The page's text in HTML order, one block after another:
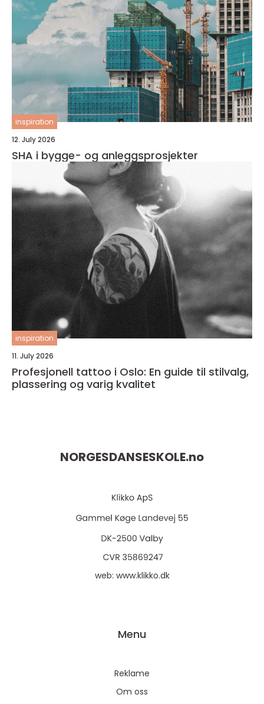
inspiration
12. July 2026
SHA i bygge- og anleggsprosjekter
inspiration
11. July 2026
Profesjonell tattoo i Oslo: En guide til stilvalg,
plassering og varig kvalitet
NORGESDANSESKOLE.no
web: www.klikko.dk
Menu
Reklame
Om oss